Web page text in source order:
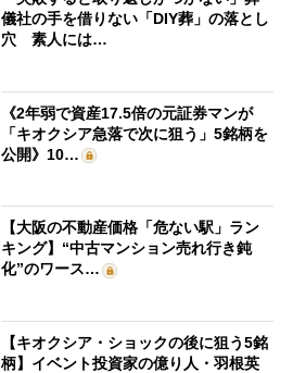
儀社の手を借りない「DIY葬」の落とし
穴 素人には…
《2年弱で資産17.5倍の元証券マンが
「キオクシア急落で次に狙う」5銘柄を
公開》10…
【大阪の不動産価格「危ない駅」ラン
キング】“中古マンション売れ行き鈍
化”のワース…
【キオクシア・ショックの後に狙う5銘
柄】イベント投資家の億り人・羽根英